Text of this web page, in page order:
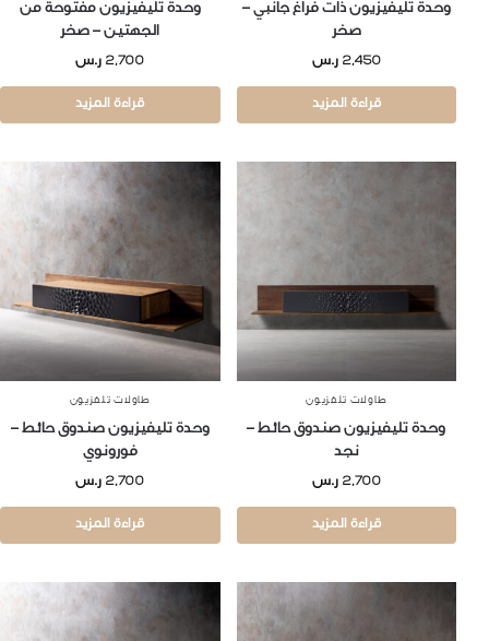
وحدة تليفيزيون ذات فراغ جانبي –
صخر
2,450 ر.س
قراءة المزيد
وحدة تليفيزيون مفتوحة من
الجهتين – صخر
2,700 ر.س
قراءة المزيد
طاولات تلفزيون
وحدة تليفيزيون صندوق حائط –
نجد
2,700 ر.س
قراءة المزيد
طاولات تلفزيون
وحدة تليفيزيون صندوق حائط –
فورونوي
2,700 ر.س
قراءة المزيد